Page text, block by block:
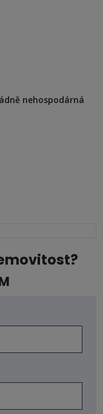
nehospodárná